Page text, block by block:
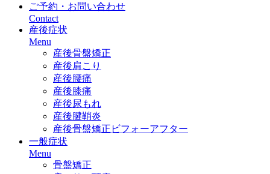
ご予約・お問い合わせ
Contact
産後症状
Menu
産後骨盤矯正
産後肩こり
産後腰痛
産後膝痛
産後尿もれ
産後腱鞘炎
産後骨盤矯正ビフォーアフター
一般症状
Menu
骨盤矯正